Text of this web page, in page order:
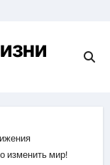
изменить мир!